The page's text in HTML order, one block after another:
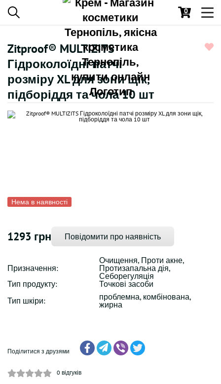
0
Zitproof® MULTIZITS
Гідроколоїдні патчі
розміру XL для зони щік,
підборіддя та чола 10 шт
Нема в наявності
1293 грн Повідомити про наявність
Призначення:
Очищення, Проти акне,
Протизапальна дія,
Себорегуляція
Тип продукту:
Точкові засоби
Тип шкіри:
проблемна, комбінована,
жирна
Поділитися з друзями
0 відгуків